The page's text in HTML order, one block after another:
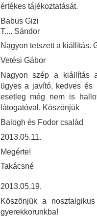
értékes tájékoztatását.
Babus Gizi
T.... Sándor
Nagyon tetszett a kiállítás.
Vetési Gábor
Nagyon szép a kiállítás
ügyes a javító, kedves
esetleg még nem is
látogatóval. Köszönjük
Balogh és Fodor család
2013.05.11.
Megérte!
Takácsné
2013.05.19.
Köszönjük a
gyerekkorunkba!